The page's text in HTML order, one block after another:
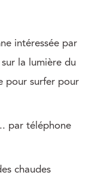
intéressée par
la lumière du
pour surfer pour
par téléphone
chaudes